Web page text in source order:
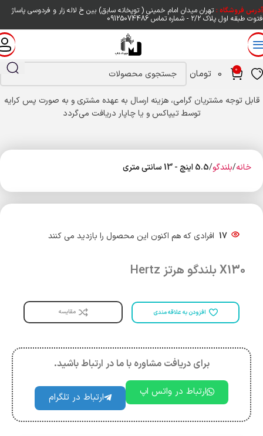
آدرس فروشگاه :تهران میدان امام خمینی ( توپخانه سابق) بین خ لاله زار و فردوسی پاساژ
فتوت طبقه اول پلاک ۲/۲ - شماره تماس 09125074486
0
0 تومان
قابل توجه مشتریان گرامی، هزینه ارسال به عهده مشتری و به صورت پس کرایه
توسط تیپاکس و یا چاپار دریافت می‌گردد
خانه بلندگو 5.5 اینچ - 13 سانتی متری
17 افرادی که هم اکنون این محصول را بازدید می کنند
X130 بلندگو هرتز Hertz
افزودن به علاقه مندی مقایسه
برای دریافت مشاوره با ما در ارتباط باشید.
ارتباط در واتس اپ ارتباط در تلگرام